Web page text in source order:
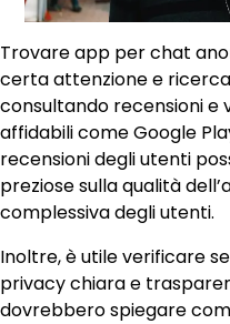
Trovare app per chat
certa attenzione e
consultando recensioni e
affidabili come Google
recensioni degli utenti
preziose sulla qualità
complessiva degli utenti.
Inoltre, è utile verificare
privacy chiara e
dovrebbero spiegare